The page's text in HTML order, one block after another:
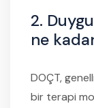
2.
ne
DOÇT,
bir terapi